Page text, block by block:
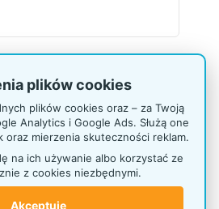
komunikacji niż
plików cookies
plików cookies oraz – za Twoją
Analytics i Google Ads. Służą one
mierzenia skuteczności reklam.
na ich używanie albo korzystać ze
z cookies niezbędnymi.
Akceptuję